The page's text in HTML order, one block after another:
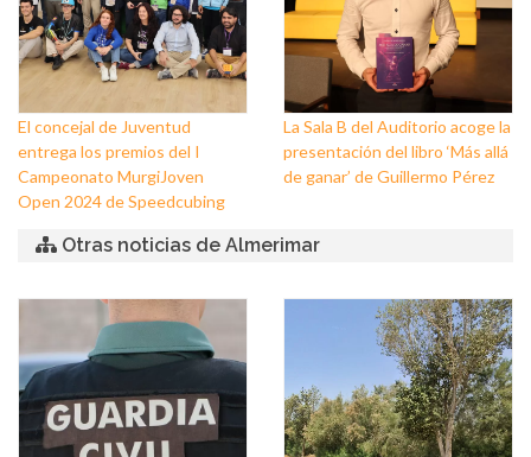
El concejal de Juventud
entrega los premios del I
Campeonato MurgiJoven
Open 2024 de Speedcubing
La Sala B del Auditorio acoge la
presentación del libro ‘Más allá
de ganar’ de Guillermo Pérez
Otras noticias de Almerimar